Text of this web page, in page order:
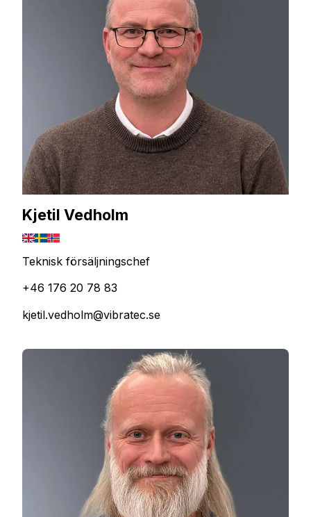
Kjetil Vedholm
Teknisk försäljningschef
+46 176 20 78 83
kjetil.vedholm@vibratec.se